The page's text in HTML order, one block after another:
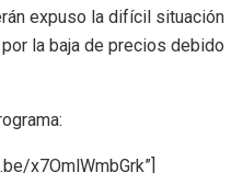
expuso la difícil situación
la baja de precios debido
x7OmlWmbGrk”]